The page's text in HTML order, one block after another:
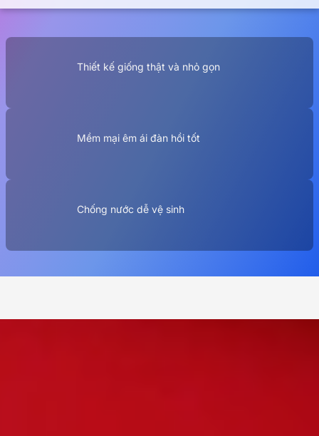
Thiết kế giống thật và nhỏ gọn
Mềm mại êm ái đàn hồi tốt
Chống nước dễ vệ sinh